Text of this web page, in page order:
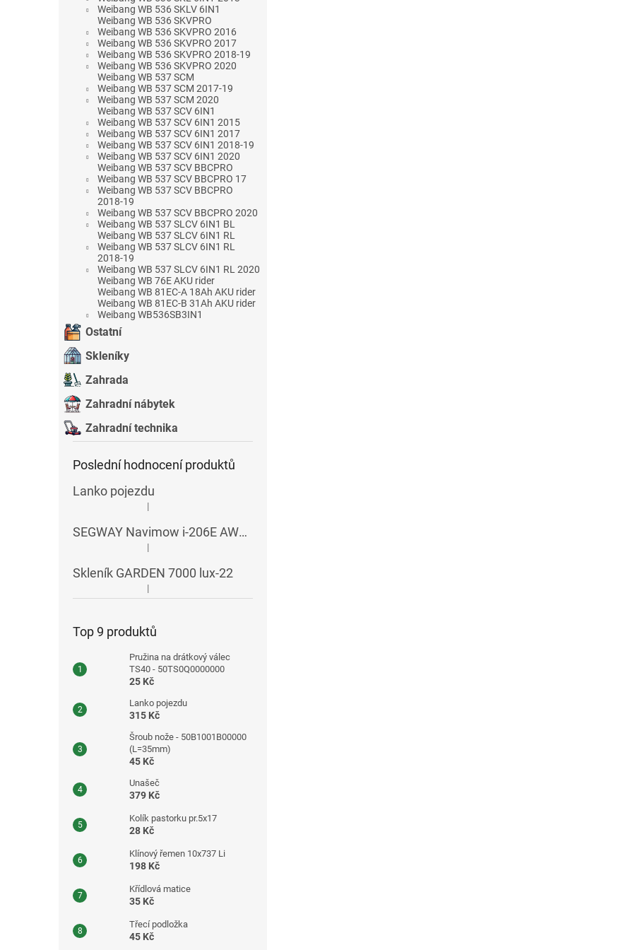
Weibang WB 536 SKLV 6IN1
Weibang WB 536 SKVPRO
Weibang WB 536 SKVPRO 2016
Weibang WB 536 SKVPRO 2017
Weibang WB 536 SKVPRO 2018-19
Weibang WB 536 SKVPRO 2020
Weibang WB 537 SCM
Weibang WB 537 SCM 2017-19
Weibang WB 537 SCM 2020
Weibang WB 537 SCV 6IN1
Weibang WB 537 SCV 6IN1 2015
Weibang WB 537 SCV 6IN1 2017
Weibang WB 537 SCV 6IN1 2018-19
Weibang WB 537 SCV 6IN1 2020
Weibang WB 537 SCV BBCPRO
Weibang WB 537 SCV BBCPRO 17
Weibang WB 537 SCV BBCPRO
2018-19
Weibang WB 537 SCV BBCPRO 2020
Weibang WB 537 SLCV 6IN1 BL
Weibang WB 537 SLCV 6IN1 RL
Weibang WB 537 SLCV 6IN1 RL
2018-19
Weibang WB 537 SLCV 6IN1 RL 2020
Weibang WB 76E AKU rider
Weibang WB 81EC-A 18Ah AKU rider
Weibang WB 81EC-B 31Ah AKU rider
Weibang WB536SB3IN1
Ostatní
Skleníky
Zahrada
Zahradní nábytek
Zahradní technika
Poslední hodnocení produktů
Lanko pojezdu
Hodnocení produktu je 5 z 5 hvězdiček.
|
SEGWAY Navimow i-206E AWD RTK
Hodnocení produktu je 5 z 5 hvězdiček.
|
Skleník GARDEN 7000 lux-22
Hodnocení produktu je 5 z 5 hvězdiček.
|
Top 9 produktů
Pružina na drátkový válec
TS40 - 50TS0Q0000000
25 Kč
Lanko pojezdu
315 Kč
Šroub nože - 50B1001B00000
(L=35mm)
45 Kč
Unašeč
379 Kč
Kolík pastorku pr.5x17
28 Kč
Klínový řemen 10x737 Li
198 Kč
Křídlová matice
35 Kč
Třecí podložka
45 Kč